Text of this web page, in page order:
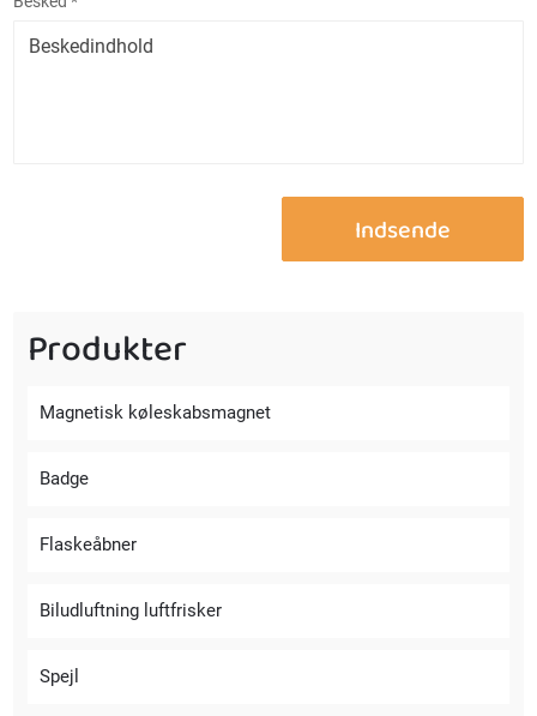
Produkter
Magnetisk køleskabsmagnet
Badge
Flaskeåbner
Biludluftning luftfrisker
Spejl